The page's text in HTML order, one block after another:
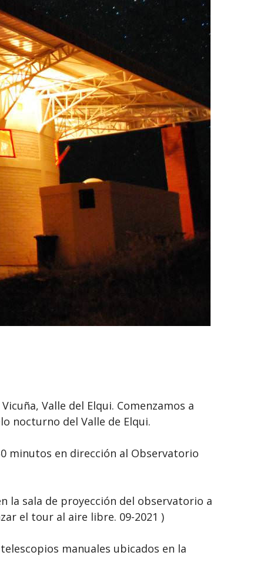
Valle del Elqui. Comenzamos a
nocturno del Valle de Elqui.
minutos en dirección al Observatorio
la sala de proyección del observatorio a
el tour al aire libre. 09-2021 )
manuales ubicados en la